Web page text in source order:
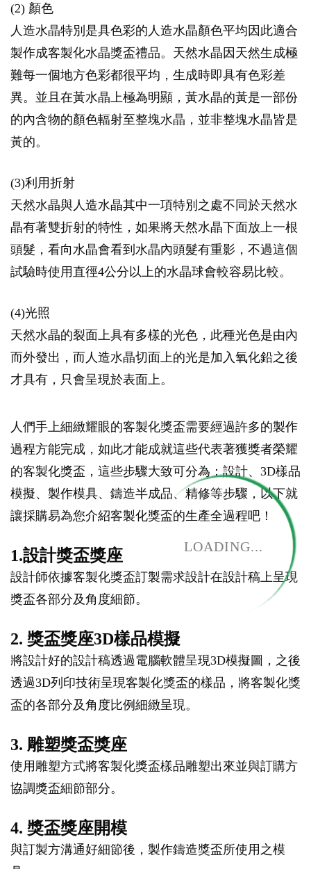
LOADING...
(2) 顏色
人造水晶特別是具色彩的人造水晶顏色平均因此適合
製作成客製化水晶獎盃禮品。天然水晶因天然生成極
難每一個地方色彩都很平均，生成時即具有色彩差
異。並且在黃水晶上極為明顯，黃水晶的黃是一部份
的內含物的顏色輻射至整塊水晶，並非整塊水晶皆是
黃的。
(3)利用折射
天然水晶與人造水晶其中一項特別之處不同於天然水
晶有著雙折射的特性，如果將天然水晶下面放上一根
頭髮，看向水晶會看到水晶內頭髮有重影，不過這個
試驗時使用直徑4公分以上的水晶球會較容易比較。
(4)光照
天然水晶的裂面上具有多樣的光色，此種光色是由內
而外發出，而人造水晶切面上的光是加入氧化鉛之後
才具有，只會呈現於表面上。
人們手上細緻耀眼的客製化獎盃需要經過許多的製作
過程方能完成，如此才能成就這些代表著獲獎者榮耀
的客製化獎盃，這些步驟大致可分為：設計、3D樣品
模擬、製作模具、鑄造半成品、精修等步驟，以下就
讓採購易為您介紹客製化獎盃的生產全過程吧！
1.設計獎盃獎座
設計師依據客製化獎盃訂製需求設計在設計稿上呈現
獎盃各部分及角度細節。
2. 獎盃獎座3D樣品模擬
將設計好的設計稿透過電腦軟體呈現3D模擬圖，之後
透過3D列印技術呈現客製化獎盃的樣品，將客製化獎
盃的各部分及角度比例細緻呈現。
3. 雕塑獎盃獎座
使用雕塑方式將客製化獎盃樣品雕塑出來並與訂購方
協調獎盃細節部分。
4. 獎盃獎座開模
與訂製方溝通好細節後，製作鑄造獎盃所使用之模